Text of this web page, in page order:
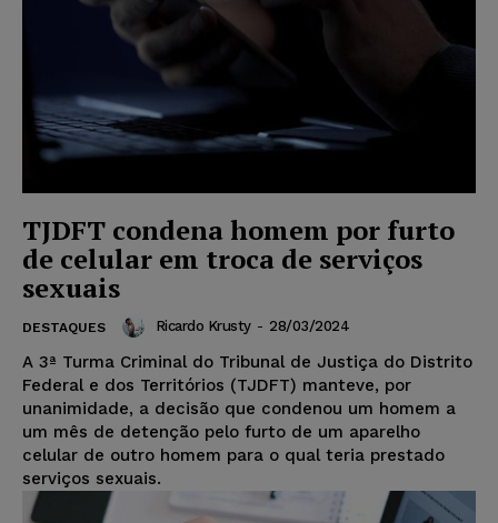
TJDFT condena homem por furto
de celular em troca de serviços
sexuais
DESTAQUES Ricardo Krusty - 28/03/2024
A 3ª Turma Criminal do Tribunal de Justiça do Distrito
Federal e dos Territórios (TJDFT) manteve, por
unanimidade, a decisão que condenou um homem a
um mês de detenção pelo furto de um aparelho
celular de outro homem para o qual teria prestado
serviços sexuais.